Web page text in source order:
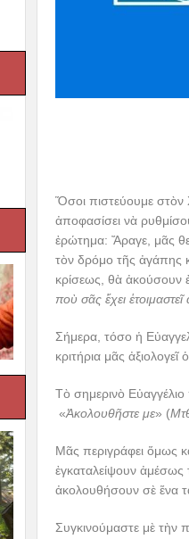
Ὅσοι πιστεύουμε στὸν
ἀποφασίσει νὰ
ἐρώτημα: Ἄραγε, μᾶς
τὸν δρόμο τῆς ἀγάπης
κρίσεως, θὰ ἀκούσουν
ποὺ σᾶς ἔχει
Σήμερα, τόσο ἡ
κριτήρια μᾶς
Τὸ σημερινὸ
«Ἀκολουθῆστε με» (
Μᾶς περιγράφει ὅμως
ἐγκαταλείψουν ἀμέσως
ἀκολουθήσουν σὲ ἕνα
Συγκινούμαστε μὲ τὴν